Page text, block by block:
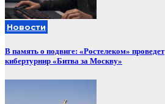
Новости
В память о подвиге: «Ростелеком» проведет
кибертурнир «Битва за Москву»